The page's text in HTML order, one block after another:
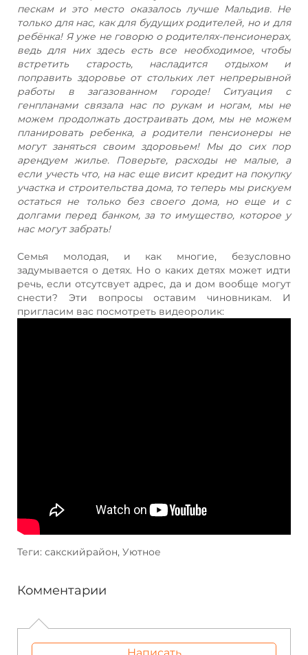
пескам и это место оказалось лучше Мальдив. Не
только для нас, как для будущих родителей, но и для
ребёнка! Я уже не говорю о родителях-пенсионерах,
ведь для них здесь есть все необходимое, чтобы
встретить старость, насладится отдыхом и
поправить здоровье от стольких лет непрерывной
работы в загазованном городе! Ситуация с
генпланами связала нас по рукам и ногам, мы не
можем продолжать достраивать дом, мы не можем
планировать ребенка, а родители пенсионеры не
могут заняться своим здоровьем! Мы до сих пор
арендуем жилье. Поверьте, расходы не малые, а
если учесть что, на нас еще висит кредит на покупку
участка и строительства дома, то теперь мы рискуем
остаться не только без своего дома, но еще и с
долгами перед банком, за то имущество, которое у
нас могут забрать!
Семья молодая, и как многие, безусловно
задумывается о детях. Но о каких детях может идти
речь, если отсутсвует адрес, да и дом вообще могут
снести? Эти вопросы оставим чиновникам. И
пригласим вас посмотреть видеоролик:
Теги: сакскийрайон, Уютное
Комментарии